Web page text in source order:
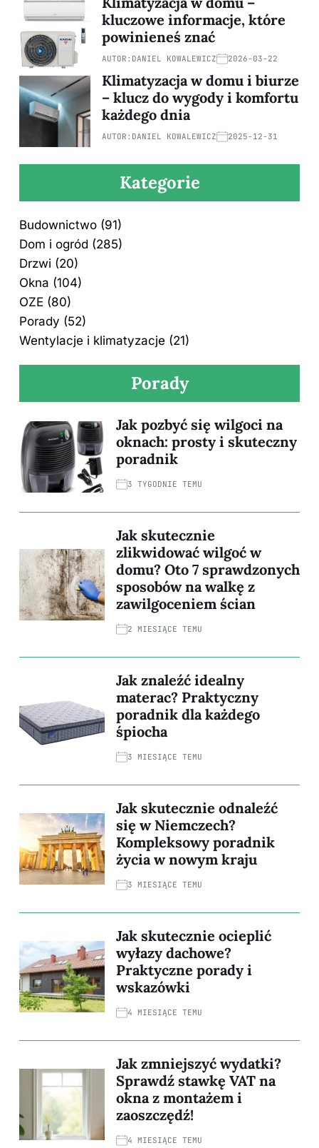
kluczowe informacje, które
powinieneś znać
AUTOR: DANIEL KOWALEWICZ 2026-03-22
Klimatyzacja w domu i biurze
– klucz do wygody i komfortu
każdego dnia
AUTOR: DANIEL KOWALEWICZ 2025-12-31
Kategorie
Budownictwo (91)
Dom i ogród (285)
Drzwi (20)
Okna (104)
OZE (80)
Porady (52)
Wentylacje i klimatyzacje (21)
Porady
Jak pozbyć się wilgoci na
oknach: prosty i skuteczny
poradnik
3 TYGODNIE TEMU
Jak skutecznie
zlikwidować wilgoć w
domu? Oto 7 sprawdzonych
sposobów na walkę z
zawilgoceniem ścian
2 MIESIĄCE TEMU
Jak znaleźć idealny
materac? Praktyczny
poradnik dla każdego
śpiocha
3 MIESIĄCE TEMU
Jak skutecznie odnaleźć
się w Niemczech?
Kompleksowy poradnik
życia w nowym kraju
3 MIESIĄCE TEMU
Jak skutecznie ocieplić
wyłazy dachowe?
Praktyczne porady i
wskazówki
4 MIESIĄCE TEMU
Jak zmniejszyć wydatki?
Sprawdź stawkę VAT na
okna z montażem i
zaoszczędź!
4 MIESIĄCE TEMU